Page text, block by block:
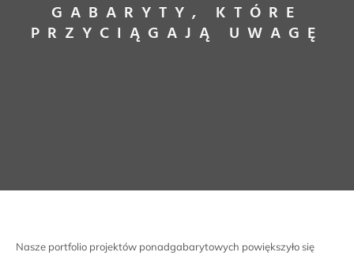
GABARYTY, KTÓRE
PRZYCIĄGAJĄ UWAGĘ
Nasze portfolio projektów ponadgabarytowych powiększyło się